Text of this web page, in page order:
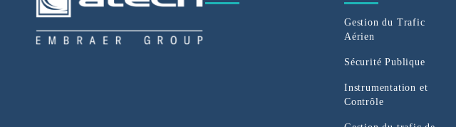
Gestion du Trafic
Aérien
Sécurité Publique
Instrumentation et
Contrôle